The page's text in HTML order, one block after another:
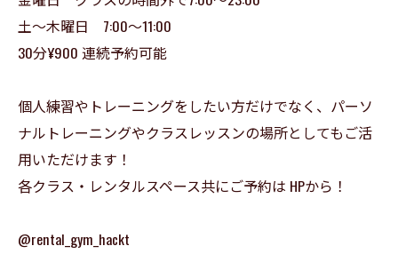
土〜木曜日 7:00〜11:00
30分¥900 連続予約可能
個人練習やトレーニングをしたい方だけでなく、パーソ
ナルトレーニングやクラスレッスンの場所としてもご活
用いただけます！
各クラス・レンタルスペース共にご予約は HPから！
@rental_gym_hackt